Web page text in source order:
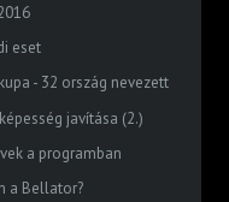
eset
- 32 ország nevezett
javítása (2.)
a programban
a Bellator?